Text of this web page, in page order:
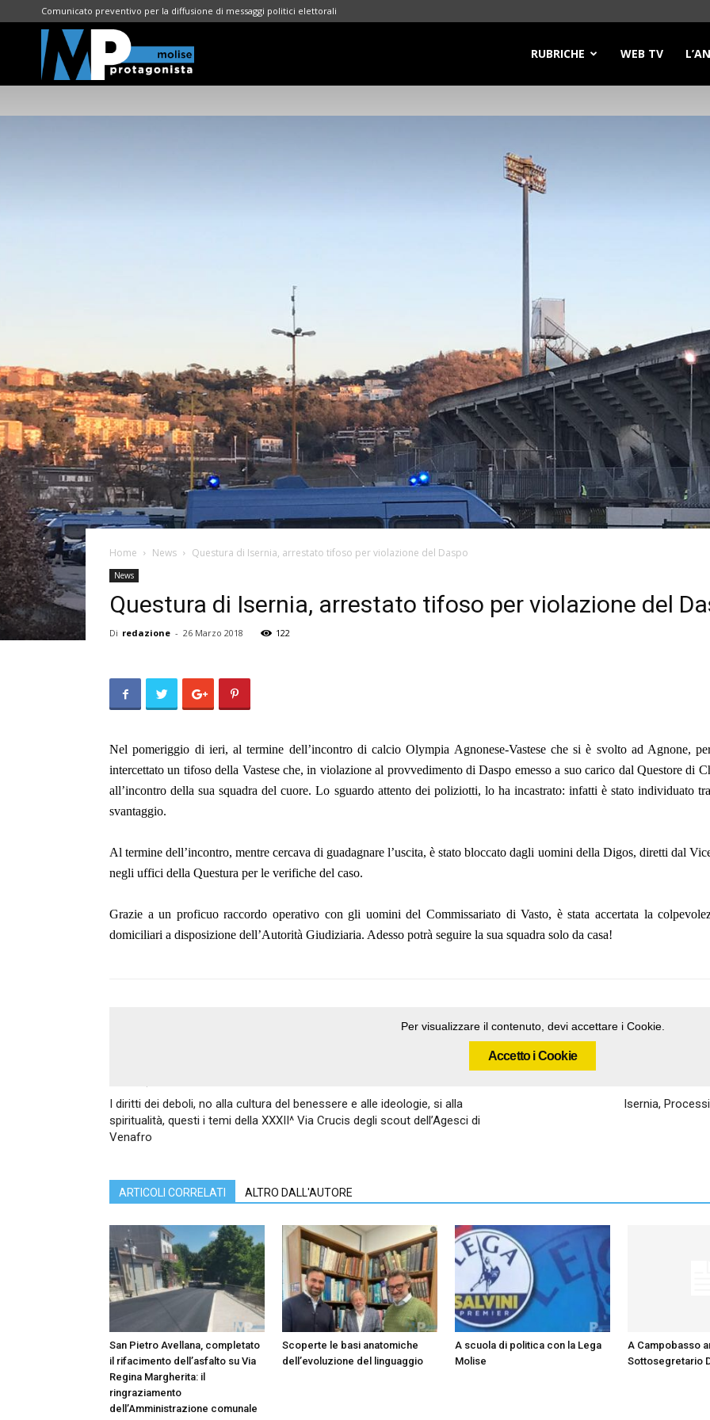
Comunicato preventivo per la diffusione di messaggi politici elettorali
Protagonista
RUBRICHE WEB TV
Home News Questura di Isernia, arrestato tifoso per violazione del Daspo
News
Questura di Isernia, arrestato tifoso per violazione del
Di redazione - 26 Marzo 2018 122
Nel pomeriggio di ieri, al termine dell’incontro di calcio Olympia Agnonese-Vastese che si è svolto ad Agnone,
intercettato un tifoso della Vastese che, in violazione al provvedimento di Daspo emesso a suo carico dal Questore di
all’incontro della sua squadra del cuore. Lo sguardo attento dei poliziotti, lo ha incastrato: infatti è stato individuato
svantaggio.
Al termine dell’incontro, mentre cercava di guadagnare l’uscita, è stato bloccato dagli uomini della Digos, diretti dal
negli uffici della Questura per le verifiche del caso.
Grazie a un proficuo raccordo operativo con gli uomini del Commissariato di Vasto, è stata accertata la
domiciliari a disposizione dell’Autorità Giudiziaria. Adesso potrà seguire la sua squadra solo da casa!
Per visualizzare il contenuto, devi accettare i Cookie.
Accetto i Cookie
I diritti dei deboli, no alla cultura del benessere e alle ideologie, si alla
spiritualità, questi i temi della XXXII^ Via Crucis degli scout dell’Agesci di
Venafro
Isernia,
ARTICOLI CORRELATI ALTRO DALL'AUTORE
San Pietro Avellana, completato
il rifacimento dell’asfalto su Via
Regina Margherita: il
ringraziamento
dell’Amministrazione comunale
Scoperte le basi anatomiche
dell’evoluzione del linguaggio
A scuola di politica con la Lega
Molise
A Campobasso
Sottosegretario